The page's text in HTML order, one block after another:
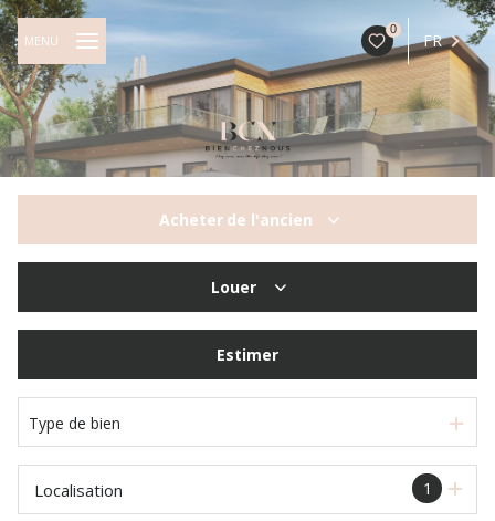
0
FR
MENU
Acheter de l'ancien
Louer
Estimer
Type de bien
1
Localisation